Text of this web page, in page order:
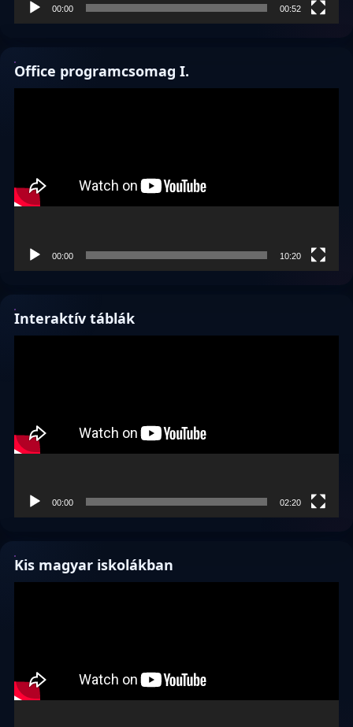
00:00 00:52
Office programcsomag I.
00:00 10:20
Interaktív táblák
00:00 02:20
Kis magyar iskolákban